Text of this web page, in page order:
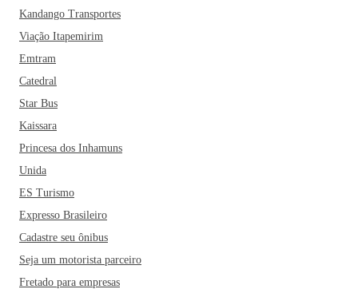
Kandango Transportes
Viação Itapemirim
Emtram
Catedral
Star Bus
Kaissara
Princesa dos Inhamuns
Unida
ES Turismo
Expresso Brasileiro
Cadastre seu ônibus
Seja um motorista parceiro
Fretado para empresas